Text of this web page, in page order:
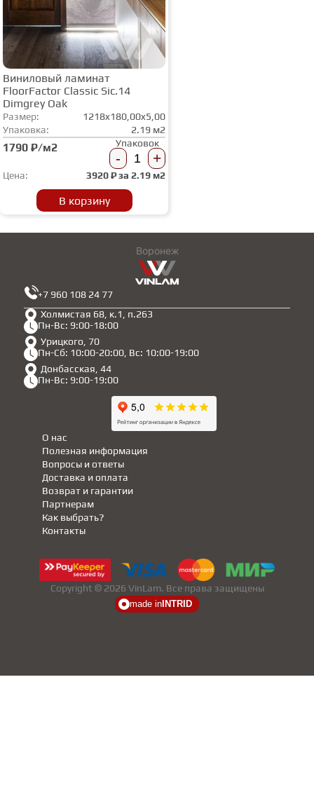
Виниловый ламинат
FloorFactor Classic Sic.14
Dimgrey Oak
Размер:
1218x180,00x5,00
Упаковка:
2.19 м2
1790 ₽/м2 Упаковок
- +
Цена: 3920₽ за 2.19 м2
В корзину
Воронеж
Холмистая 68, к.1, п.263
Пн-Вс: 9:00-18:00
Урицкого, 70
Пн-Сб: 10:00-20:00, Вс: 10:00-19:00
Донбасская, 44
Пн-Вс: 9:00-19:00
+7 960 108 24 77
Полезная информация
Партнерам
Вопросы и ответы
Доставка и оплата
Возврат и гарантии
Как выбрать?
О нас
Контакты
Copyright © 2026 VinLam. Все права защищены
made in INTRID